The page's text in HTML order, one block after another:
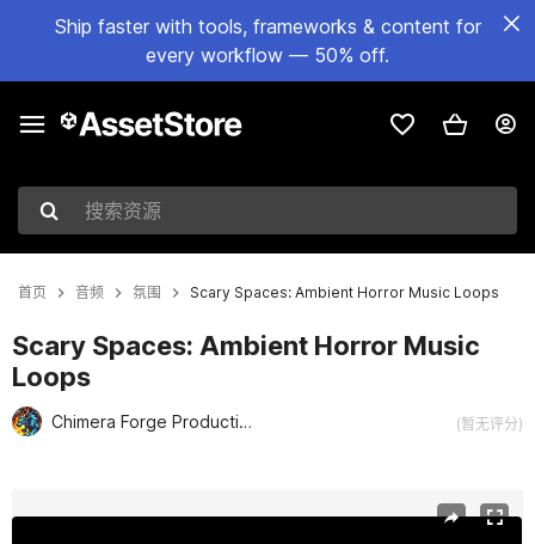
Ship faster with tools, frameworks & content for
every workflow — 50% off.
搜索资源
首页 音频 氛围 Scary Spaces: Ambient Horror Music Loops
Scary Spaces: Ambient Horror Music
Loops
Chimera Forge Productions (暂无评分)